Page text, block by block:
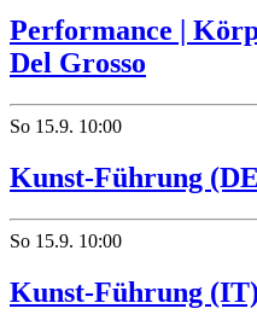
Performance |
Del Grosso
So 15.9. 10:00
Kunst-Führung
So 15.9. 10:00
Kunst-Führung (IT)